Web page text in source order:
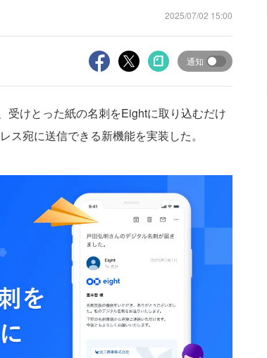
2025/07/02 15:00
通知
けとった紙の名刺をEightに取り込むだけ
ス宛に送信できる新機能を実装した。